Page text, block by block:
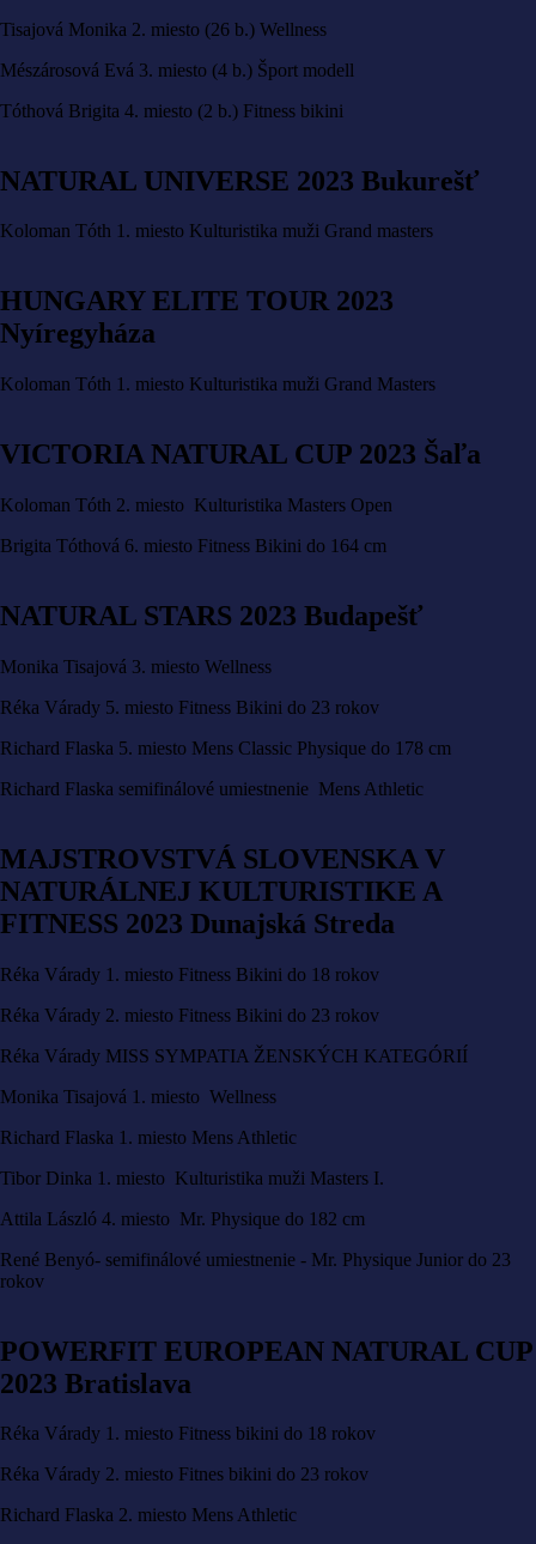
Tisajová Monika 2. miesto (26 b.) Wellness
Mészárosová Evá 3. miesto (4 b.) Šport modell
Tóthová Brigita 4. miesto (2 b.) Fitness bikini
NATURAL UNIVERSE 2023 Bukurešť
Koloman Tóth 1. miesto Kulturistika muži Grand masters
HUNGARY ELITE TOUR 2023
Nyíregyháza
Koloman Tóth 1. miesto Kulturistika muži Grand Masters
VICTORIA NATURAL CUP 2023 Šaľa
Koloman Tóth 2. miesto Kulturistika Masters Open
Brigita Tóthová 6. miesto Fitness Bikini do 164 cm
NATURAL STARS 2023 Budapešť
Monika Tisajová 3. miesto Wellness
Réka Várady 5. miesto Fitness Bikini do 23 rokov
Richard Flaska 5. miesto Mens Classic Physique do 178 cm
Richard Flaska semifinálové umiestnenie Mens Athletic
MAJSTROVSTVÁ SLOVENSKA V
NATURÁLNEJ KULTURISTIKE A
FITNESS 2023 Dunajská Streda
Réka Várady 1. miesto Fitness Bikini do 18 rokov
Réka Várady 2. miesto Fitness Bikini do 23 rokov
Réka Várady MISS SYMPATIA ŽENSKÝCH KATEGÓRIÍ
Monika Tisajová 1. miesto Wellness
Richard Flaska 1. miesto Mens Athletic
Tibor Dinka 1. miesto Kulturistika muži Masters I.
Attila László 4. miesto Mr. Physique do 182 cm
René Benyó- semifinálové umiestnenie - Mr. Physique Junior do 23
rokov
POWERFIT EUROPEAN NATURAL CUP
2023 Bratislava
Réka Várady 1. miesto Fitness bikini do 18 rokov
Réka Várady 2. miesto Fitnes bikini do 23 rokov
Richard Flaska 2. miesto Mens Athletic